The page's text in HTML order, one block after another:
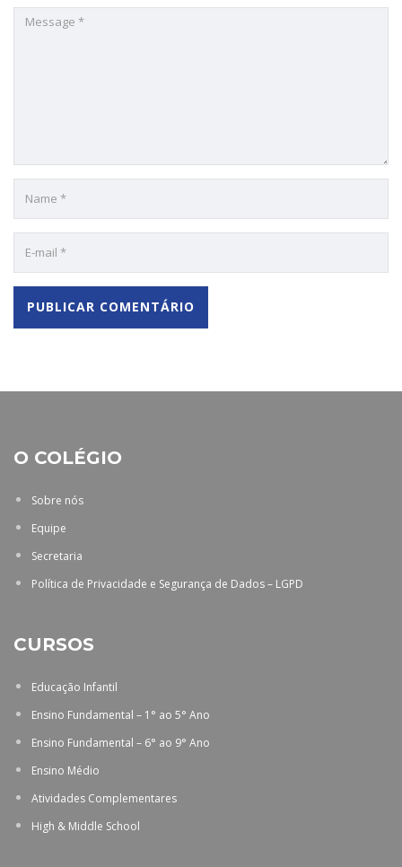
O COLÉGIO
Sobre nós
Equipe
Secretaria
Política de Privacidade e Segurança de Dados – LGPD
CURSOS
Educação Infantil
Ensino Fundamental – 1° ao 5° Ano
Ensino Fundamental – 6° ao 9° Ano
Ensino Médio
Atividades Complementares
High & Middle School